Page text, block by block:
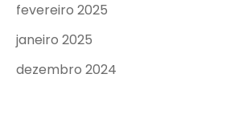
fevereiro 2025
janeiro 2025
dezembro 2024